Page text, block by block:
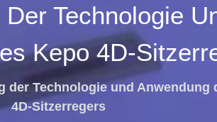
Technologie
Kepo 4D-
der Technologie und Anwendung
4D-Sitzerregers